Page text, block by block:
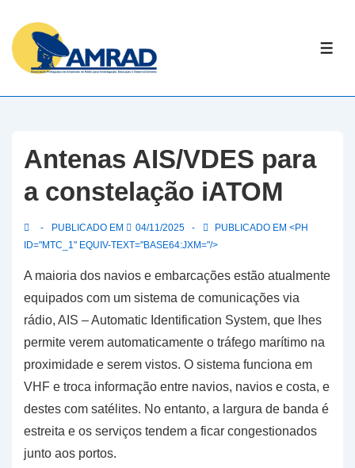
Skip
Content
Antenas AIS/VDES para
a constelação iATOM
PUBLICADO EM 04/11/2025
PUBLICADO EM <PH
ID="MTC_1" EQUIV-TEXT="BASE64:JXM="/>
A maioria dos navios e embarcações estão atualmente
equipados com um sistema de comunicações via
rádio, AIS – Automatic Identification System, que lhes
permite verem automaticamente o tráfego marítimo na
proximidade e serem vistos. O sistema funciona em
VHF e troca informação entre navios, navios e costa, e
destes com satélites. No entanto, a largura de banda é
estreita e os serviços tendem a ficar congestionados
junto aos portos.